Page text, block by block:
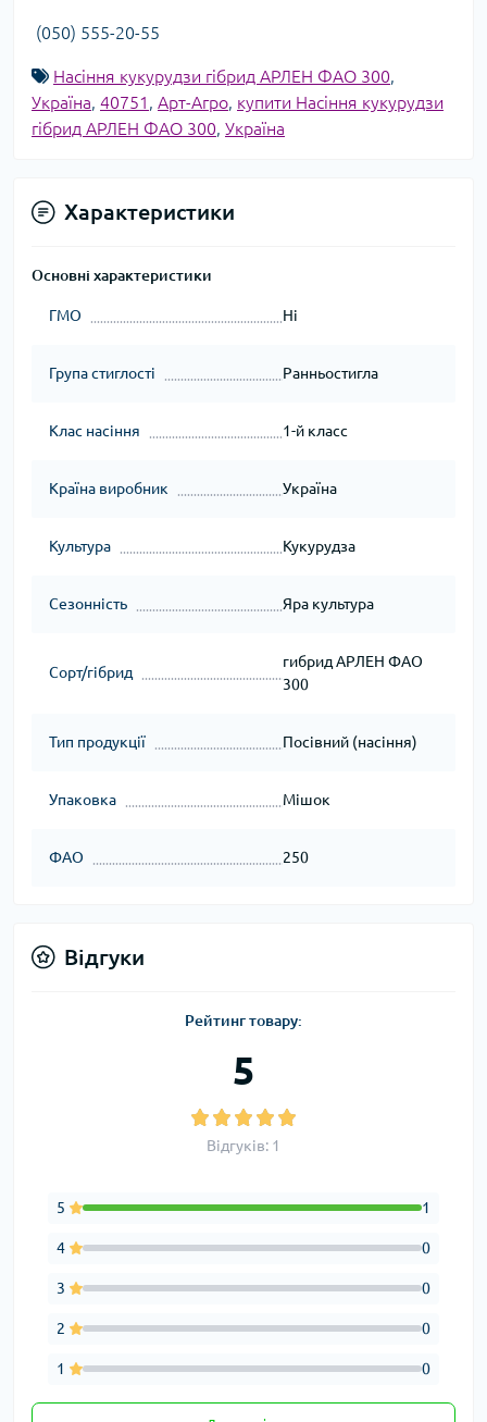
(050) 555-20-55
Насіння кукурудзи гібрид АРЛЕН ФАО 300,
Україна, 40751 , Арт-Агро, купити Насіння кукурудзи
гібрид АРЛЕН ФАО 300, Україна
Характеристики
Основні характеристики
ГМО Ні
Група стиглості Ранньостигла
Клас насіння 1-й класс
Країна виробник Україна
Культура Кукурудза
Сезонність Яра культура
Сорт/гібрид
гибрид АРЛЕН ФАО
300
Тип продукції Посівний (насіння)
Упаковка Мішок
ФАО 250
Відгуки
Рейтинг товару:
5
Відгуків: 1
5 1
4 0
3 0
2 0
1 0